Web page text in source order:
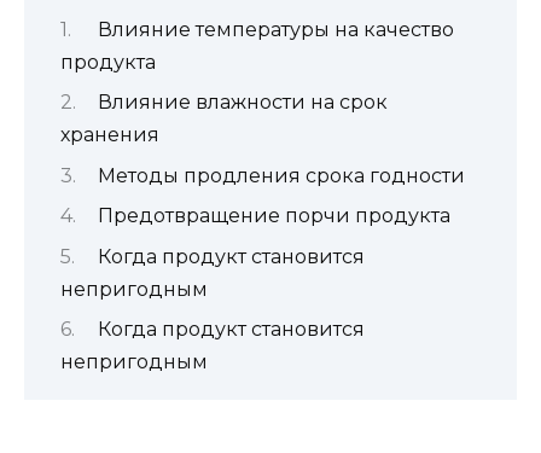
Влияние температуры на качество
продукта
Влияние влажности на срок
хранения
Методы продления срока годности
Предотвращение порчи продукта
Когда продукт становится
непригодным
Когда продукт становится
непригодным